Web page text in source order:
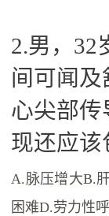
2.男，32
间可闻及
心尖部传
现还应该
A.脉压增大B.
困难D.劳力性